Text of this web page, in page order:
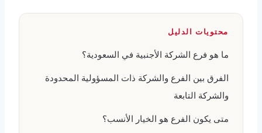
محتويات الدليل
ما هو فرع الشركة الأجنبية في السعودية؟
الفرق بين الفرع والشركة ذات المسؤولية المحدودة
والشركة التابعة
متى يكون الفرع هو الخيار الأنسب؟